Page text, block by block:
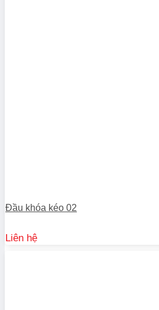
Đầu khóa kéo 02
Liên hệ